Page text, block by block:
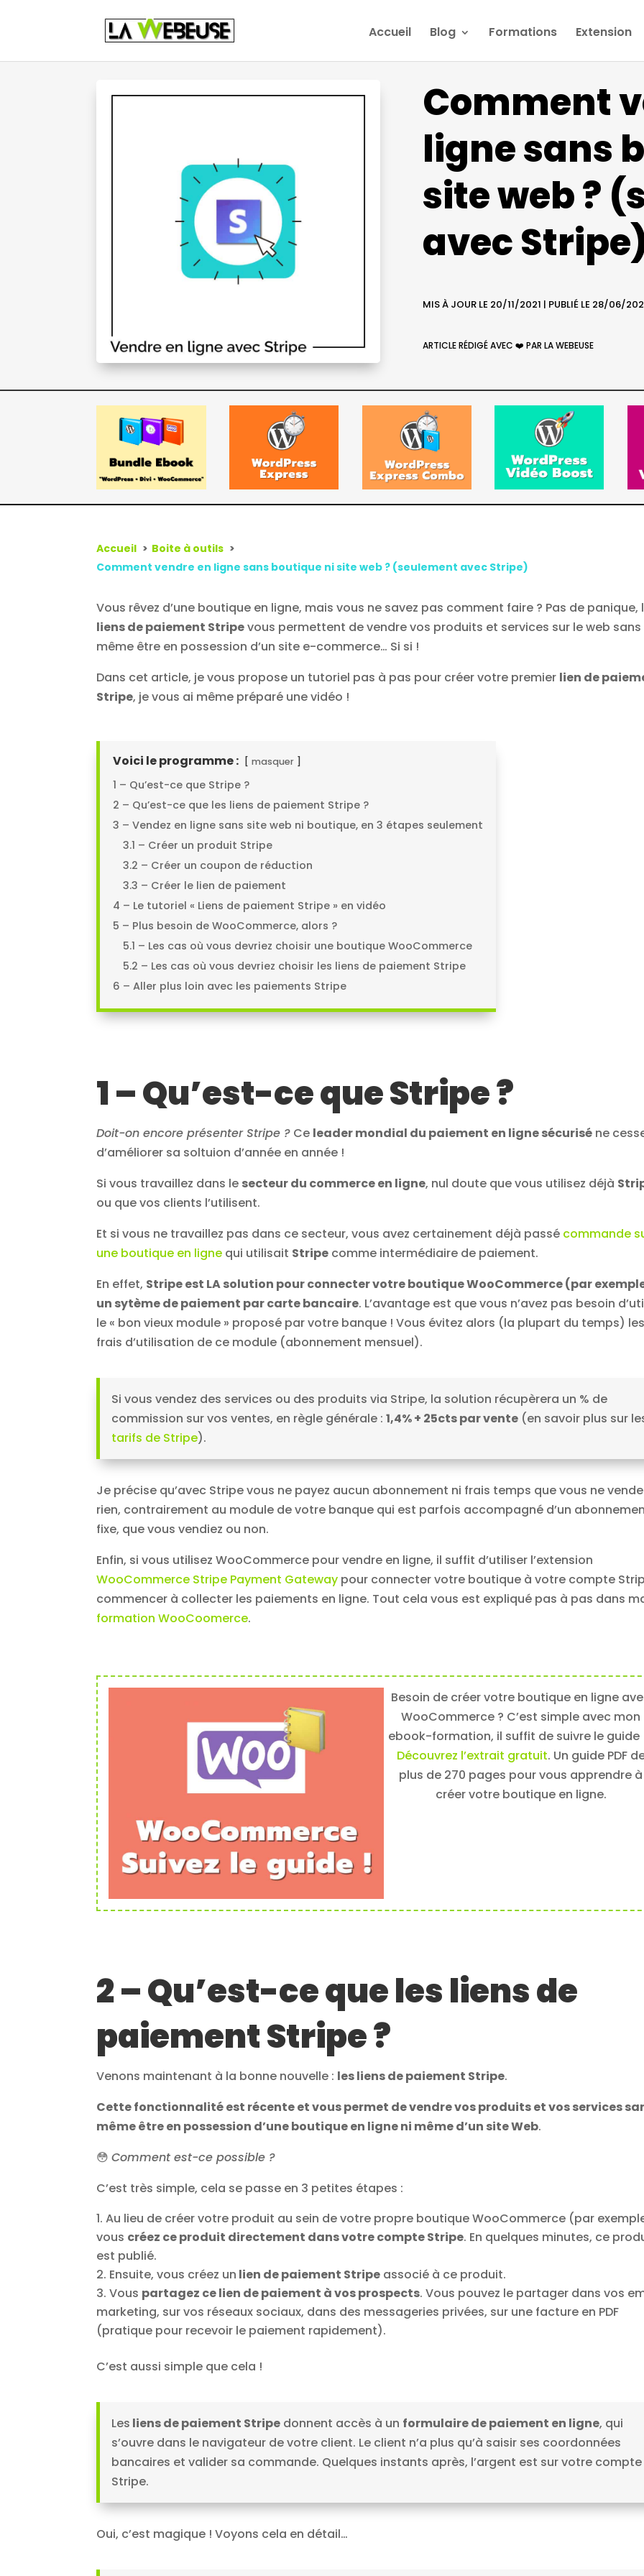
Accueil Blog Formations Extension
Comment
ligne sans
site web ?
avec
MIS À JOUR LE 20/11/2021 | PUBLIÉ LE 28/06/
ARTICLE RÉDIGÉ AVEC ❤️ PAR LA WEBEUSE
Accueil
Boite à outils
Comment vendre en ligne sans boutique ni site web ? (seulement avec Stripe)
Vous rêvez d’une boutique en ligne, mais vous ne savez pas comment faire ? Pas de panique,
liens de paiement Stripevous permettent de vendre vos produits et services sur le web sans
même être en possession d’un site e-commerce… Si si !
Dans cet article, je vous propose un tutoriel pas à pas pour créer votre premier lien de
Stripe, je vous ai même préparé une vidéo !
Voici le programme : masquer
1 – Qu’est-ce que Stripe ?
2 – Qu’est-ce que les liens de paiement Stripe ?
3 – Vendez en ligne sans site web ni boutique, en 3 étapes seulement
3.1 – Créer un produit Stripe
3.2 – Créer un coupon de réduction
3.3 – Créer le lien de paiement
4 – Le tutoriel « Liens de paiement Stripe » en vidéo
5 – Plus besoin de WooCommerce, alors ?
5.1 – Les cas où vous devriez choisir une boutique WooCommerce
5.2 – Les cas où vous devriez choisir les liens de paiement Stripe
6 – Aller plus loin avec les paiements Stripe
1 – Qu’est-ce que Stripe ?
Doit-on encore présenter Stripe ? Ce leader mondial du paiement en ligne sécurisé ne
d’améliorer sa soltuion d’année en année !
Si vous travaillez dans le secteur du commerce en ligne, nul doute que vous utilisez déjà
ou que vos clients l’utilisent.
Et si vous ne travaillez pas dans ce secteur, vous avez certainement déjà passé commande
une boutique en ligne qui utilisait Stripe comme intermédiaire de paiement.
En effet, Stripe est LA solution pour connecter votre boutique WooCommerce (par
un sytème de paiement par carte bancaire. L’avantage est que vous n’avez pas besoin
le « bon vieux module » proposé par votre banque ! Vous évitez alors (la plupart du temps)
frais d’utilisation de ce module (abonnement mensuel).
Si vous vendez des services ou des produits via Stripe, la solution récupèrera un % de
commission sur vos ventes, en règle générale :1,4% + 25cts par vente (en savoir plus sur
tarifs de Stripe).
Je précise qu’avec Stripe vous ne payez aucun abonnement ni frais temps que vous ne
rien, contrairement au module de votre banque qui est parfois accompagné d’un
fixe, que vous vendiez ou non.
Enfin, si vous utilisez WooCommerce pour vendre en ligne, il suffit d’utiliser l’extension
WooCommerce Stripe Payment Gateway pour connecter votre boutique à votre compte
commencer à collecter les paiements en ligne. Tout cela vous est expliqué pas à pas dans
formation WooCoomerce.
Besoin de créer votre boutique en ligne
WooCommerce ? C’est simple avec mon
ebook-formation, il suffit de suivre le guide
Découvrez l’extrait gratuit. Un guide PDF
plus de 270 pages pour vous apprendre à
créer votre boutique en ligne.
2 – Qu’est-ce que les liens de
paiement Stripe ?
Venons maintenant à la bonne nouvelle : les liens de paiement Stripe.
Cette fonctionnalité est récente et vous permet de vendre vos produits et vos services
même être en possession d’une boutique en ligne ni même d’un site Web.
😳Comment est-ce possible ?
C’est très simple, cela se passe en 3 petites étapes :
Au lieu de créer votre produit au sein de votre propre boutique WooCommerce (par
vous créez ce produit directement dans votre compte Stripe. En quelques minutes, ce
est publié.
Ensuite, vous créez un lien de paiement Stripe associé à ce produit.
Vous partagez ce lien de paiement à vos prospects. Vous pouvez le partager dans vos
marketing, sur vos réseaux sociaux, dans des messageries privées, sur une facture en PDF
(pratique pour recevoir le paiement rapidement).
C’est aussi simple que cela !
Les liens de paiement Stripe donnent accès à un formulaire de paiement en ligne, qui
s’ouvre dans le navigateur de votre client. Le client n’a plus qu’à saisir ses coordonnées
bancaires et valider sa commande. Quelques instants après, l’argent est sur votre compte
Stripe.
Oui, c’est magique ! Voyons cela en détail…